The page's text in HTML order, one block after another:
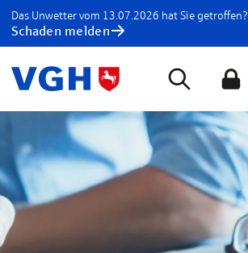
Das Unwetter vom 13.07.2026 hat Sie getroffen?
Schaden melden